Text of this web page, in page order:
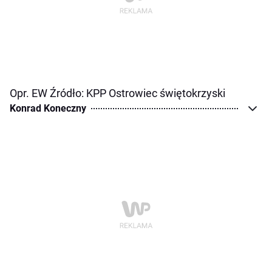
Opr. EW Źródło: KPP Ostrowiec świętokrzyski
Konrad Koneczny